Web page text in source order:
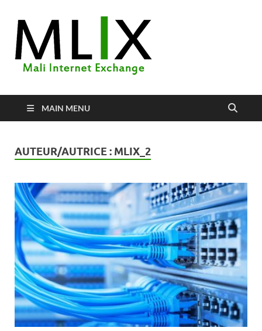
MAIN MENU
AUTEUR/AUTRICE : MLIX_2